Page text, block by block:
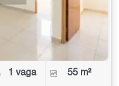
1 vaga 55 m²